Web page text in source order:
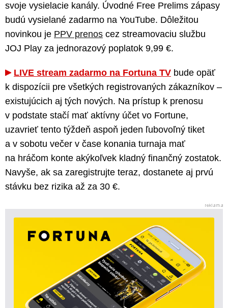
svoje vysielacie kanály. Úvodné Free Prelims zápasy
budú vysielané zadarmo na YouTube. Dôležitou
novinkou je PPV prenos cez streamovaciu službu
JOJ Play za jednorazový poplatok 9,99 €.
LIVE stream zadarmo na Fortuna TV bude opäť
k dispozícii pre všetkých registrovaných zákazníkov –
existujúcich aj tých nových. Na prístup k prenosu
v podstate stačí mať aktívny účet vo Fortune,
uzavrieť tento týždeň aspoň jeden ľubovoľný tiket
a v sobotu večer v čase konania turnaja mať
na hráčom konte akýkoľvek kladný finančný zostatok.
Navyše, ak sa zaregistrujte teraz, dostanete aj prvú
stávku bez rizika až za 30 €.